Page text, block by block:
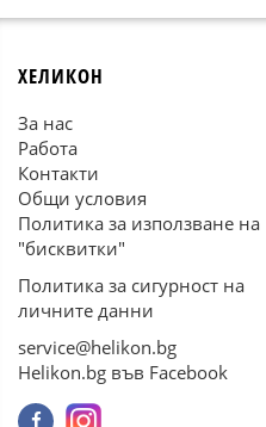
ХЕЛИКОН
За нас
Работа
Контакти
Общи условия
Политика за използване на
"бисквитки"
Политика за сигурност на
личните данни
service@helikon.bg
Helikon.bg във Facebook